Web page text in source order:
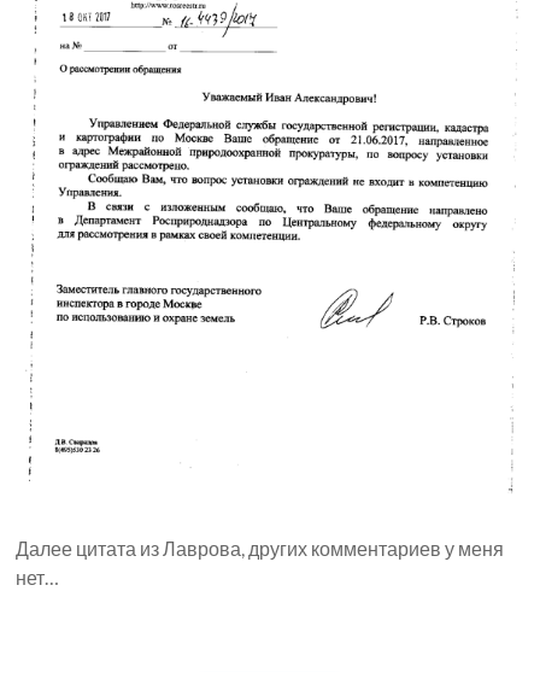
Далее цитата из Лаврова, других комментариев у меня
нет…